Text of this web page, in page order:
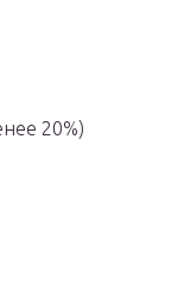
20%)